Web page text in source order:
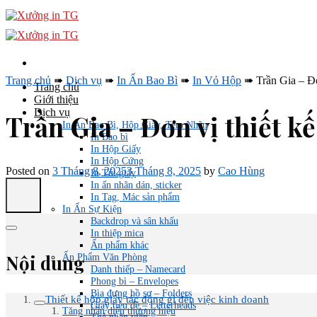
Skip
to
content
Trang chủ
Giới thiệu
Dịch vụ
In Ấn Bao Bì, Hộp Giấy, Tem Nhãn
In Bao bì
In Hộp Giấy
In Hộp Cứng
In Túi giấy
In ấn nhãn dán, sticker
In Tag, Mác sản phẩm
In Ấn Sự Kiện
Backdrop và sân khấu
In thiệp mica
Ấn phẩm khác
Ấn Phẩm Văn Phòng
Danh thiếp – Namecard
Phong bì – Envelopes
Bìa đựng hồ sơ – Folders
Giấy tiêu đề – Letterheads
Trang chủ ➠ Dịch vụ ➠ In Ấn Bao Bì ➠ In Vỏ Hộp ➠ Trần Gia –
Trần Gia – Đơn vị thiết
Posted on 3 Tháng 8, 20253 Tháng 8, 2025 by Cao Hùng
Nội dung
Thiết kế hộp giấy tác động gì đến việc kinh doanh
Tăng nhận diện thương hiệu